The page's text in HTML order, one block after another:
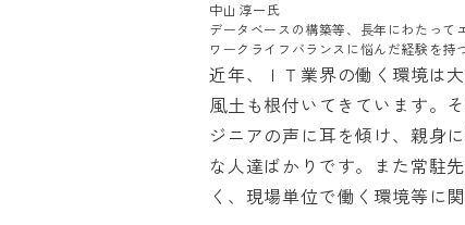
中山 淳一氏
データベースの構築等、長年にわたって
ワークライフバランスに悩んだ経験を持
近年、ＩＴ業界の働く環境は
風土も根付いてきています。
ジニアの声に耳を傾け、親身
な人達ばかりです。また常駐
く、現場単位で働く環境等に